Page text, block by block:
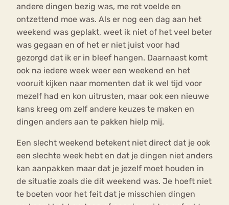
andere dingen bezig was, me rot voelde en
ontzettend moe was. Als er nog een dag aan het
weekend was geplakt, weet ik niet of het veel beter
was gegaan en of het er niet juist voor had
gezorgd dat ik er in bleef hangen. Daarnaast komt
ook na iedere week weer een weekend en het
vooruit kijken naar momenten dat ik wel tijd voor
mezelf had en kon uitrusten, maar ook een nieuwe
kans kreeg om zelf andere keuzes te maken en
dingen anders aan te pakken hielp mij.
Een slecht weekend betekent niet direct dat je ook
een slechte week hebt en dat je dingen niet anders
kan aanpakken maar dat je jezelf moet houden in
de situatie zoals die dit weekend was. Je hoeft niet
te boeten voor het feit dat je misschien dingen